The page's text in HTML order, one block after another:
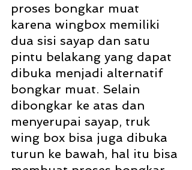
proses bongkar muat
karena wingbox memiliki
dua sisi sayap dan satu
pintu belakang yang dapat
dibuka menjadi alternatif
bongkar muat. Selain
dibongkar ke atas dan
menyerupai sayap, truk
wing box bisa juga dibuka
turun ke bawah, hal itu bisa